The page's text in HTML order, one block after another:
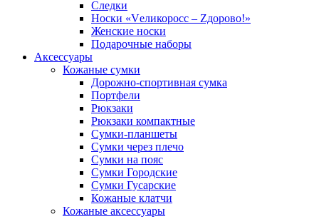
Следки
Носки «Vеликоросс – Zдорово!»
Женские носки
Подарочные наборы
Аксессуары
Кожаные сумки
Дорожно-спортивная сумка
Портфели
Рюкзаки
Рюкзаки компактные
Сумки-планшеты
Сумки через плечо
Сумки на пояс
Сумки Городские
Сумки Гусарские
Кожаные клатчи
Кожаные аксессуары